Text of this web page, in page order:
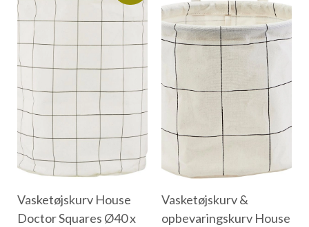
Vasketøjskurv House
Doctor Squares Ø40 x
Vasketøjskurv &
opbevaringskurv House